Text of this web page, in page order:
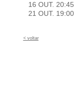
16 OUT.
21 OUT.
< voltar